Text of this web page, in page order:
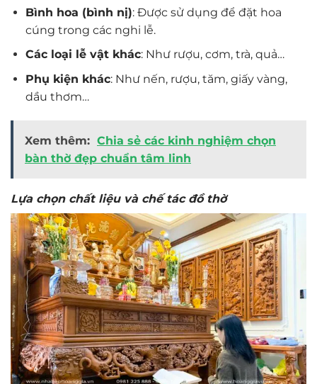
Bình hoa (bình nị): Được sử dụng để đặt hoa
cúng trong các nghi lễ.
Các loại lễ vật khác: Như rượu, cơm, trà, quả…
Phụ kiện khác: Như nến, rượu, tăm, giấy vàng,
dầu thơm…
Xem thêm: Chia sẻ các kinh nghiệm chọn
bàn thờ đẹp chuẩn tâm linh
Lựa chọn chất liệu và chế tác đồ thờ